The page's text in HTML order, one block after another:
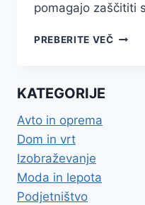
pomagajo zaščititi
PREBERITE VEČ
KATEGORIJE
Avto in oprema
Dom in vrt
Izobraževanje
Moda in lepota
Podjetništvo